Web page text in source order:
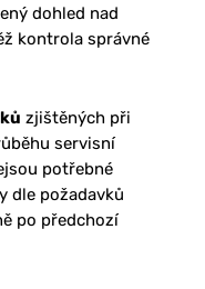
dohled nad
kontrola správné
zjištěných při
servisní
potřebné
dle požadavků
po předchozí